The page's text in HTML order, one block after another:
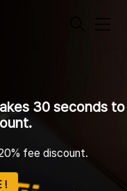
메
30 seconds to
fee discount.
!